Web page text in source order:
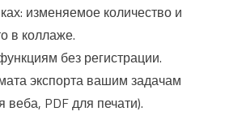
изменяемое количество и
в коллаже.
без регистрации.
экспорта вашим задачам
веба, PDF для печати).